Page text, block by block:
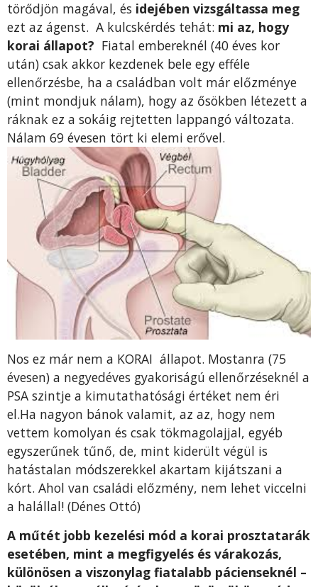
törődjön magával, és idejében vizsgáltassa meg
ezt az ágenst. A kulcskérdés tehát: mi az, hogy
korai állapot? Fiatal embereknél (40 éves kor
után) csak akkor kezdenek bele egy efféle
ellenőrzésbe, ha a családban volt már előzménye
(mint mondjuk nálam), hogy az ősökben létezett a
ráknak ez a sokáig rejtetten lappangó változata.
Nálam 69 évesen tört ki elemi erővel.
Nos ez már nem a KORAI állapot. Mostanra (75
évesen) a negyedéves gyakoriságú ellenőrzéseknél a
PSA szintje a kimutathatósági értéket nem éri
el.Ha nagyon bánok valamit, az az, hogy nem
vettem komolyan és csak tökmagolajjal, egyéb
egyszerűnek tűnő, de, mint kiderült végül is
hatástalan módszerekkel akartam kijátszani a
kórt. Ahol van családi előzmény, nem lehet viccelni
a halállal! (Dénes Ottó)
A műtét jobb kezelési mód a korai prosztatarák
esetében, mint a megfigyelés és várakozás,
különösen a viszonylag fiatalabb pácienseknél –